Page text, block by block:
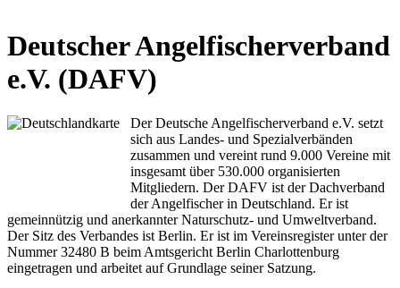
Deutscher Angelfischerverband
e.V. (DAFV)
Der Deutsche Angelfischerverband e.V. setzt
sich aus Landes- und Spezialverbänden
zusammen und vereint rund 9.000 Vereine mit
insgesamt über 530.000 organisierten
Mitgliedern. Der DAFV ist der Dachverband
der Angelfischer in Deutschland. Er ist
gemeinnützig und anerkannter Naturschutz- und Umweltverband.
Der Sitz des Verbandes ist Berlin. Er ist im Vereinsregister unter der
Nummer 32480 B beim Amtsgericht Berlin Charlottenburg
eingetragen und arbeitet auf Grundlage seiner Satzung.